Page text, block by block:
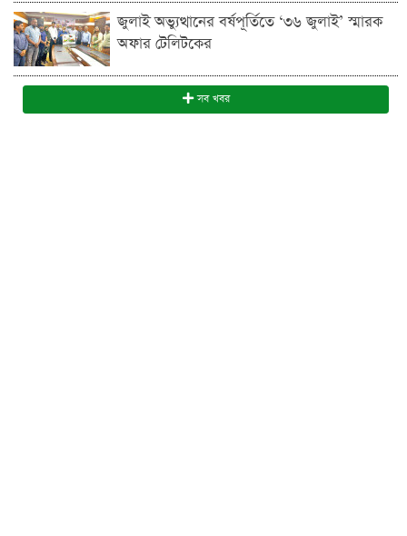
জুলাই অভ্যুত্থানের বর্ষপূর্তিতে ‘৩৬ জুলাই’ স্মারক
অফার টেলিটকের
সব খবর